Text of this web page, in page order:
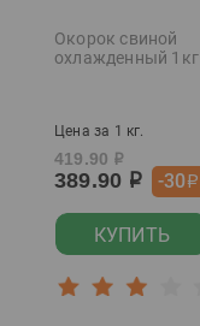
Окорок свиной
охлажденный 1кг
Цена за 1 кг.
419.90 р
389.90 р -30р
КУПИТЬ